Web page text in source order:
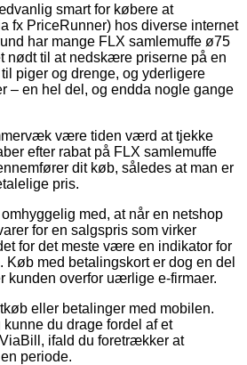
smart for købere at
fx PriceRunner) hos diverse internet
har mange FLX samlemuffe ø75
nødt til at nedskære priserne på en
piger og drenge, og yderligere
– en hel del, og endda nogle gange
være tiden værd at tjekke
efter rabat på FLX samlemuffe
dit køb, således at man er
pris.
med, at når en netshop
for en salgspris som virker
for det meste være en indikator for
med betalingskort er dog en del
kunden overfor uærlige e-firmaer.
eller betalinger med mobilen.
du drage fordel af et
ifald du foretrækker at
periode.